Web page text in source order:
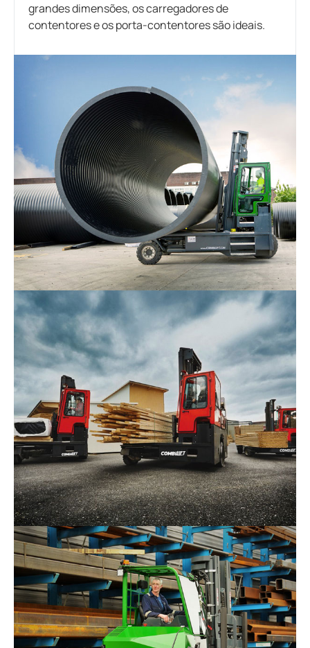
grandes dimensões, os carregadores de
contentores e os porta-contentores são ideais.